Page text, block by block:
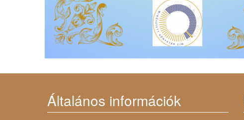
Általános információk